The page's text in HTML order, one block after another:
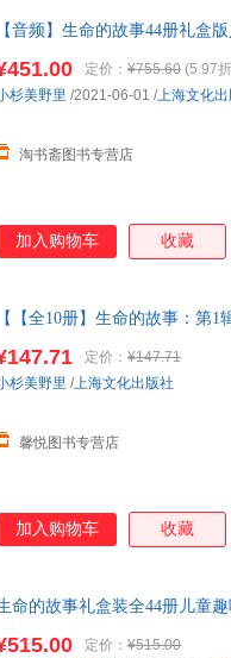
【音频】生命的故事44册礼盒
定价： ¥755.60 (5.97
淘书斋图书专营店
杉美野里 /2021-06-01 /上海文化
加入购物车 收藏
【【全10册】生命的故事：第
当客服
定价： ¥147.71
馨悦图书专营店
杉美野里 /上海文化出版社
加入购物车 收藏
命的故事礼盒装全44册儿童
定价： ¥515.00